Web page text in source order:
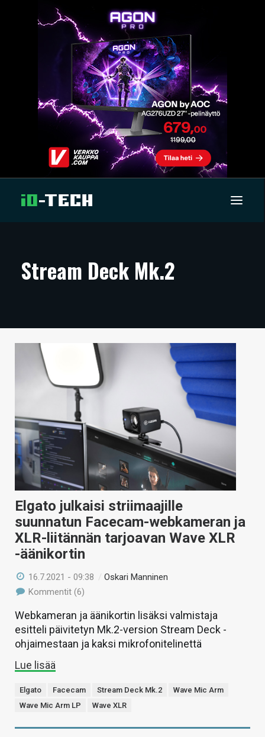
ARTIKKELIT
TECHBBS
VAIHDA TEEMA
HAKU
Stream Deck Mk.2
Elgato julkaisi striimaajille
suunnatun Facecam-webkameran ja
XLR-liitännän tarjoavan Wave XLR
-äänikortin
16.7.2021 - 09:38 /Oskari Manninen
Kommentit (6)
Webkameran ja äänikortin lisäksi valmistaja
esitteli päivitetyn Mk.2-version Stream Deck -
ohjaimestaan ja kaksi mikrofonitelinettä
Lue lisää
Elgato Facecam Stream Deck Mk.2
Wave Mic Arm
Wave Mic Arm LP
Wave XLR